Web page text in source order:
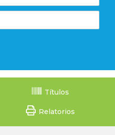
Títulos
Relatorios